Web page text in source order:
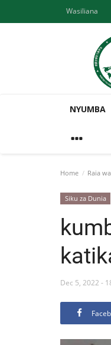
Wasiliana
NYUMBA
Home Raia
Siku za Dunia
Dec 5, 2022 -